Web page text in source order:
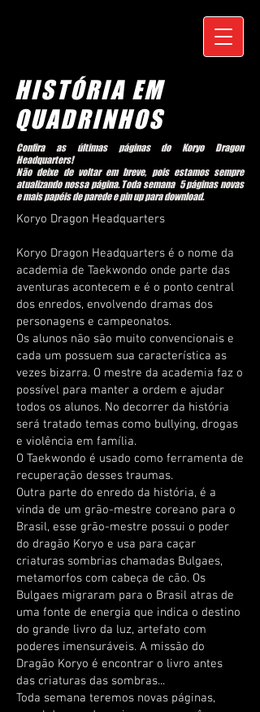
HISTÓRIA EM
QUADRINHOS
Confira as últimas páginas do Koryo Dragon
Headquarters!
Não deixe de voltar em breve, pois estamos sempre
atualizando nossa página. Toda semana 5 páginas novas
e mais papéis de parede e pin up para download.
Koryo Dragon Headquarters
Koryo Dragon Headquarters é o nome da
academia de Taekwondo onde parte das
aventuras acontecem e é o ponto central
dos enredos, envolvendo dramas dos
personagens e campeonatos.
Os alunos não são muito convencionais e
cada um possuem sua característica as
vezes bizarra. O mestre da academia faz o
possível para manter a ordem e ajudar
todos os alunos. No decorrer da história
será tratado temas como bullying, drogas
e violência em família.
O Taekwondo é usado como ferramenta de
recuperação desses traumas.
Outra parte do enredo da história, é a
vinda de um grão-mestre coreano para o
Brasil, esse grão-mestre possui o poder
do dragão Koryo e usa para caçar
criaturas sombrias chamadas Bulgaes,
metamorfos com cabeça de cão. Os
Bulgaes migraram para o Brasil atras de
uma fonte de energia que indica o destino
do grande livro da luz, artefato com
poderes imensuráveis. A missão do
Dragão Koryo é encontrar o livro antes
das criaturas das sombras...
Toda semana teremos novas páginas,